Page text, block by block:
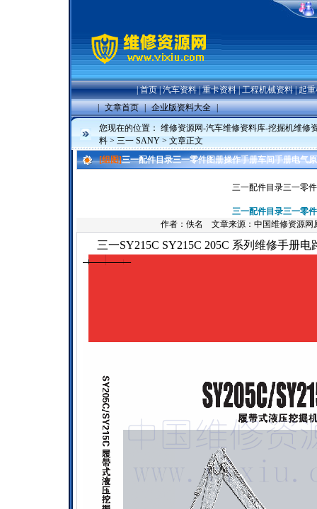
|首页|汽车资料|重卡资料|工程机械资料|起
| 文章首页 | 企业版资料大全 |
您现在的位置： 维修资源网-汽车维修资料库-挖掘机维修
料 > 三一 SANY > 文章正文
[组图]三一配件目录三一零件图册操作手册车间手册电气
三一配件目录三一零
三一配件目录三一零
作者：佚名 文章来源：中国维修资源
三一SY215C SY215C 205C 系列维修手册